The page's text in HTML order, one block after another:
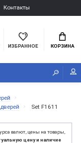
Контакты
ИЗБРАННОЕ КОРЗИНА
Set F1611
валют, цены на товары,
цену и наличие